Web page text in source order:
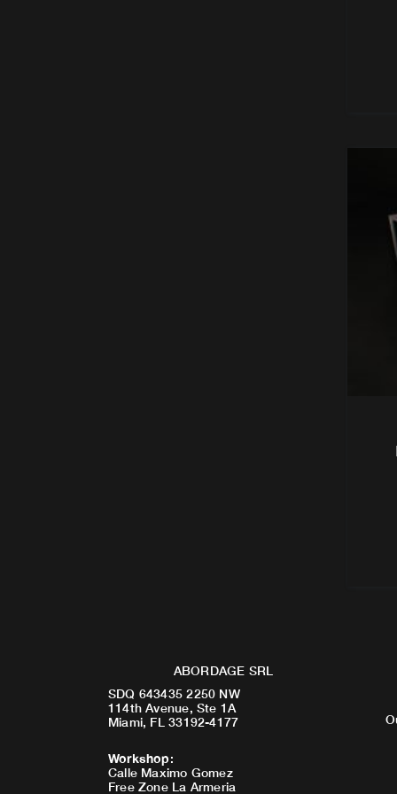
ABORDAGE SRL
SDQ 643435 2250 NW
114th Avenue, Ste 1A
Miami, FL 33192-4177
Workshop:
Calle Maximo Gomez
Free Zone La Armeria